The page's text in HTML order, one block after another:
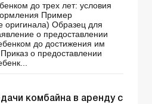
до трех лет: условия
Пример
оригинала) Образец для
о предоставлении
до достижения им
о предоставлении
комбайна в аренду с